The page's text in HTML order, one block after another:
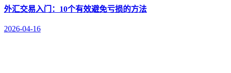
外汇交易入门：10个有效避免亏损的方法
2026-04-16